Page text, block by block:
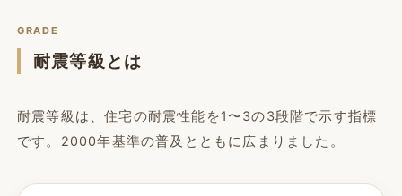
GRADE
耐震等級とは
耐震等級は、住宅の耐震性能を1〜3の3段階で示す指標
です。2000年基準の普及とともに広まりました。